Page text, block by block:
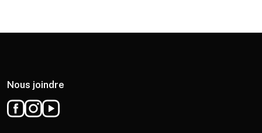
Nous joindre